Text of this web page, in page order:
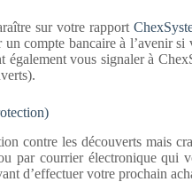
sur votre rapport
compte bancaire à l’avenir
également vous signaler à
contre les découverts mais
par courrier électronique qui
d’effectuer votre prochain